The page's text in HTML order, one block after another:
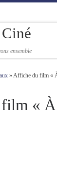
ensemble
»Affiche du film «
« À
images